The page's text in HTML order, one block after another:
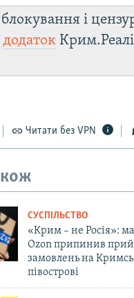
і
додаток
Читати без VPN
СУСПІЛЬСТВО
«Крим – не Росія»:
Ozon припинив
замовлень на
півострові